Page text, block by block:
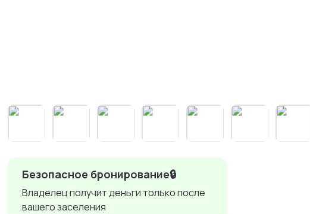
Безопасное бронирование🔒
Владелец получит деньги только после
вашего заселения